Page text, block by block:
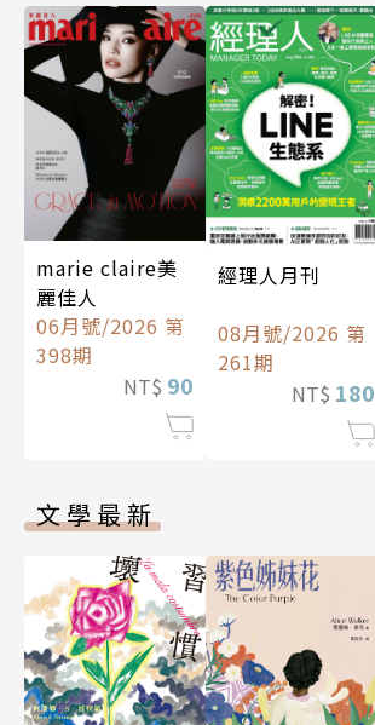
marie claire美
麗佳人
06月號/2026 第
398期
NT$ 90
經理人月刊
08月號/2026 第
261期
NT$ 180
文學最新